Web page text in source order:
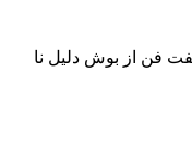
فن از بوش دلیل نا